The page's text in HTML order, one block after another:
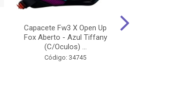
Capacete Fw3 X Open Up
Fox Aberto - Azul Tiffany
(C/Oculos) ...
Código: 34745